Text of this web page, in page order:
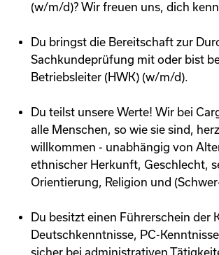
(w/m/d)? Wir freuen uns, dich
Du bringst die Bereitschaft zur
Sachkundeprüfung mit oder bist
Betriebsleiter (HWK) (w/m/d).
Du teilst unsere Werte! Wir bei
alle Menschen, so wie sie sind,
willkommen - unabhängig von
ethnischer Herkunft, Geschlecht,
Orientierung, Religion und
Du besitzt einen Führerschein der
Deutschkenntnisse, PC-
sicher bei administrativen